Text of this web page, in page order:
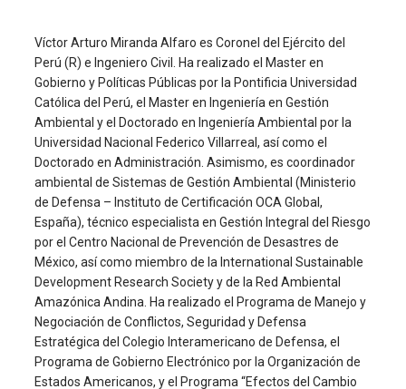
Víctor Arturo Miranda Alfaro es Coronel del Ejército del
Perú (R) e Ingeniero Civil. Ha realizado el Master en
Gobierno y Políticas Públicas por la Pontificia Universidad
Católica del Perú, el Master en Ingeniería en Gestión
Ambiental y el Doctorado en Ingeniería Ambiental por la
Universidad Nacional Federico Villarreal, así como el
Doctorado en Administración. Asimismo, es coordinador
ambiental de Sistemas de Gestión Ambiental (Ministerio
de Defensa – Instituto de Certificación OCA Global,
España), técnico especialista en Gestión Integral del Riesgo
por el Centro Nacional de Prevención de Desastres de
México, así como miembro de la International Sustainable
Development Research Society y de la Red Ambiental
Amazónica Andina. Ha realizado el Programa de Manejo y
Negociación de Conflictos, Seguridad y Defensa
Estratégica del Colegio Interamericano de Defensa, el
Programa de Gobierno Electrónico por la Organización de
Estados Americanos, y el Programa “Efectos del Cambio